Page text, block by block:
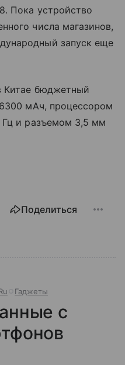
Пока устройство
числа магазинов,
запуск еще
Китае бюджетный
мАч, процессором
Гц и разъемом 3,5 мм
Поделиться
Гаджеты
с